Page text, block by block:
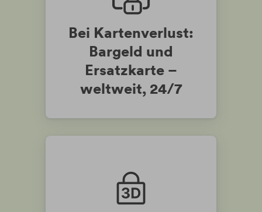
Bei Kartenverlust:
Bargeld und
Ersatzkarte –
weltweit, 24/7